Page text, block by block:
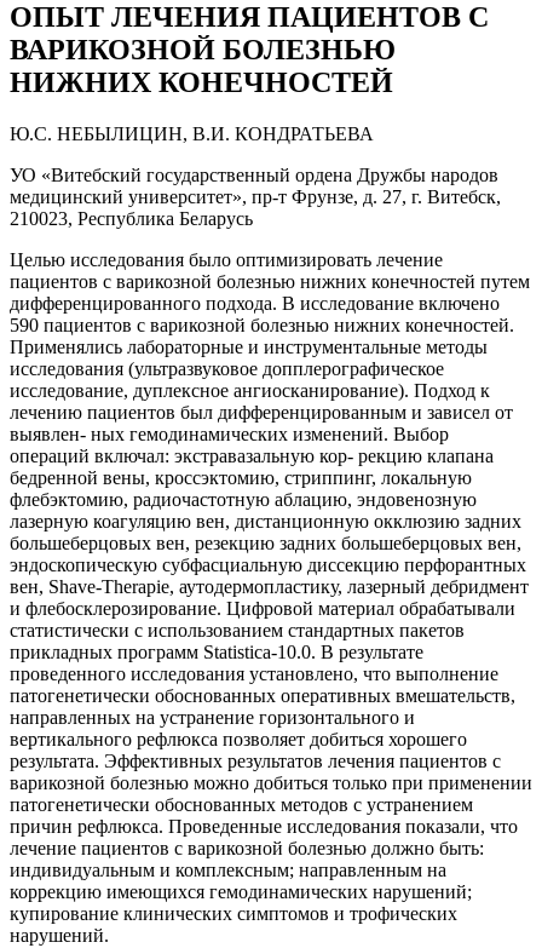
ОПЫТ ЛЕЧЕНИЯ ПАЦИЕНТОВ С
ВАРИКОЗНОЙ БОЛЕЗНЬЮ
НИЖНИХ КОНЕЧНОСТЕЙ
Ю.С. НЕБЫЛИЦИН, В.И. КОНДРАТЬЕВА
УО «Витебский государственный ордена Дружбы народов
медицинский университет», пр-т Фрунзе, д. 27, г. Витебск,
210023, Республика Беларусь
Целью исследования было оптимизировать лечение
пациентов с варикозной болезнью нижних конечностей путем
дифференцированного подхода. В исследование включено
590 пациентов с варикозной болезнью нижних конечностей.
Применялись лабораторные и инструментальные методы
исследования (ультразвуковое допплерографическое
исследование, дуплексное ангиосканирование). Подход к
лечению пациентов был дифференцированным и зависел от
выявлен- ных гемодинамических изменений. Выбор
операций включал: экстравазальную кор- рекцию клапана
бедренной вены, кроссэктомию, стриппинг, локальную
флебэктомию, радиочастотную аблацию, эндовенозную
лазерную коагуляцию вен, дистанционную окклюзию задних
большеберцовых вен, резекцию задних большеберцовых вен,
эндоскопическую субфасциальную диссекцию перфорантных
вен, Shave-Тherapie, аутодермопластику, лазерный дебридмент
и флебосклерозирование. Цифровой материал обрабатывали
статистически с использованием стандартных пакетов
прикладных программ Statistica-10.0. В результате
проведенного исследования установлено, что выполнение
патогенетически обоснованных оперативных вмешательств,
направленных на устранение горизонтального и
вертикального рефлюкса позволяет добиться хорошего
результата. Эффективных результатов лечения пациентов с
варикозной болезнью можно добиться только при применении
патогенетически обоснованных методов с устранением
причин рефлюкса. Проведенные исследования показали, что
лечение пациентов с варикозной болезнью должно быть:
индивидуальным и комплексным; направленным на
коррекцию имеющихся гемодинамических нарушений;
купирование клинических симптомов и трофических
нарушений.